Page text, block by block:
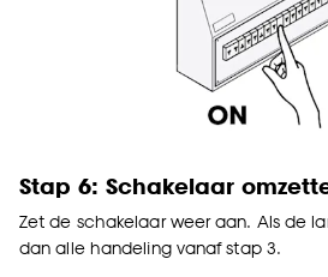
Stap 6: Schakelaar
Zet de schakelaar weer aan. Als de
dan alle handeling vanaf stap 3.